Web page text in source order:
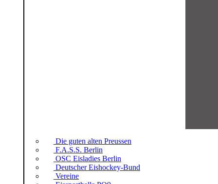
Die guten alten Preussen
F.A.S.S. Berlin
OSC Eisladies Berlin
Deutscher Eishockey-Bund
Vereine